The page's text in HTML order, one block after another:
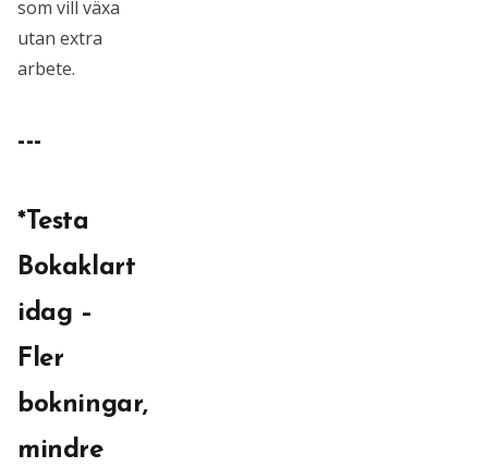
som vill växa
utan extra
arbete.
---
*Testa
Bokaklart
idag –
Fler
bokningar,
mindre